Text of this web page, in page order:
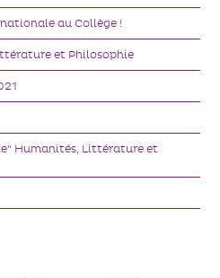
au Collège !
et Philosophie
Humanités, Littérature et